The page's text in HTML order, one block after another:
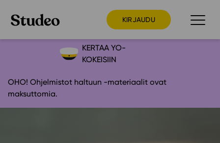
KIRJAUDU
Opettaja
KERTAA YO-
KOKEISIIN
OHO! Ohjelmistot haltuun -materiaalit ovat
maksuttomia.